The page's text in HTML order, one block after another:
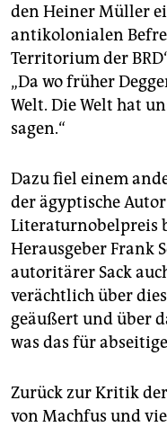
den Heiner Müller
antikolonialen
Territorium der
„Da wo früher
Welt. Die Welt hat
sagen.“
Dazu fiel einem
der ägyptische
Literaturnobelpreis
Herausgeber Frank
autoritärer Sack
verächtlich über
geäußert und über
was das für
Zurück zur Kritik der
von Machfus und